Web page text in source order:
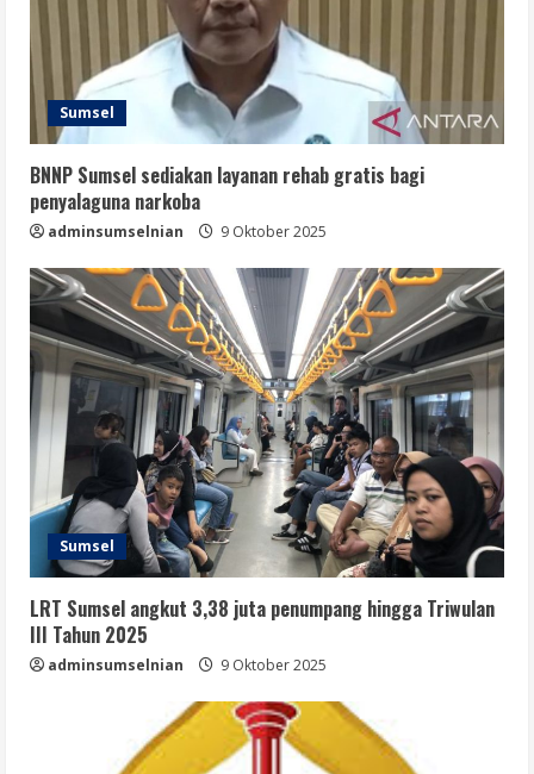
Sumsel
BNNP Sumsel sediakan layanan rehab gratis bagi
penyalaguna narkoba
adminsumselnian 9 Oktober 2025
Sumsel
LRT Sumsel angkut 3,38 juta penumpang hingga Triwulan
III Tahun 2025
adminsumselnian 9 Oktober 2025